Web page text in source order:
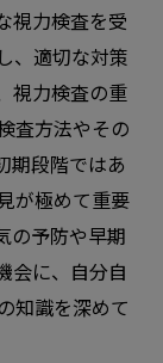
視力検査を受
、適切な対策
視力検査の重
査方法やその
期段階ではあ
が極めて重要
の予防や早期
会に、自分自
知識を深めて